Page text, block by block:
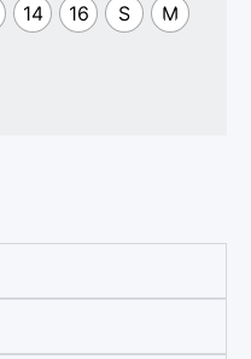
14 16 S
M